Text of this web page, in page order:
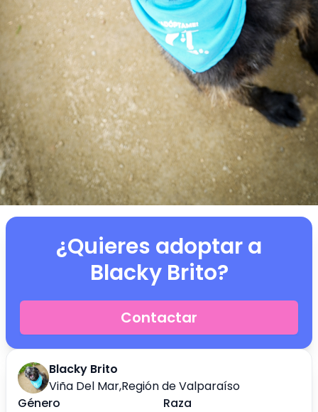
Blacky Brito
Viña Del Mar,Región de Valparaíso
Género
Raza
¿Quieres adoptar a
Blacky Brito?
Contactar